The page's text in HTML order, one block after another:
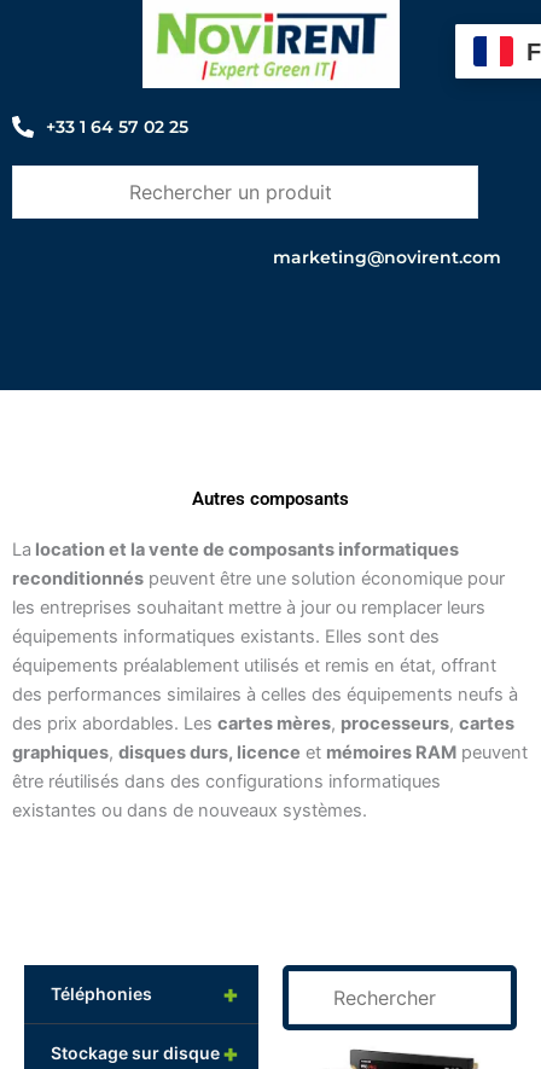
+33 1 64 57 02 25
marketing@novirent.com
Autres composants
La location et la vente de composants informatiques
reconditionnés peuvent être une solution économique pour
les entreprises souhaitant mettre à jour ou remplacer leurs
équipements informatiques existants. Elles sont des
équipements préalablement utilisés et remis en état, offrant
des performances similaires à celles des équipements neufs à
des prix abordables. Les cartes mères, processeurs, cartes
graphiques, disques durs, licence et mémoires RAM peuvent
être réutilisés dans des configurations informatiques
existantes ou dans de nouveaux systèmes.
+
Téléphonies
+
Stockage sur disque